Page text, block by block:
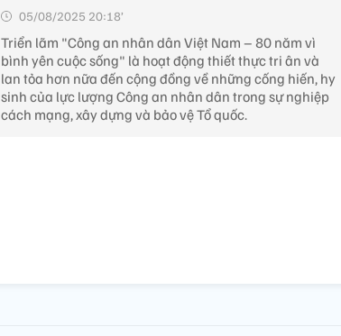
05/08/2025 20:18’
Triển lãm "Công an nhân dân Việt Nam – 80 năm vì
bình yên cuộc sống" là hoạt động thiết thực tri ân và
lan tỏa hơn nữa đến cộng đồng về những cống hiến, hy
sinh của lực lượng Công an nhân dân trong sự nghiệp
cách mạng, xây dựng và bảo vệ Tổ quốc.